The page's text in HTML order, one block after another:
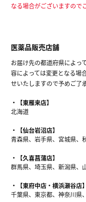
なる場合がございますので
医薬品販売店舗
お届け先の都道府県によっ
容によっては変更となる場
せいたしますので予めご了
【東雁来店】
北海道
【仙台岩沼店】
青森県、岩手県、宮城県、
【久喜菖蒲店】
群馬県、埼玉県、新潟県、
【東府中店・横浜瀬谷店】
千葉県、東京都、神奈川県